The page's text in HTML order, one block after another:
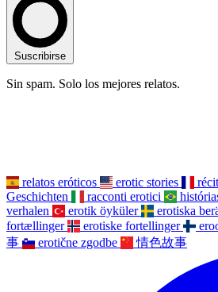
Suscribirse
Sin spam. Solo los mejores relatos.
relatos eróticos erotic stories
Geschichten
racconti erotici
verhalen
erotik öyküler erotiska
fortællinger
erotiske fortellinger
事
erotične zgodbe 情色故事